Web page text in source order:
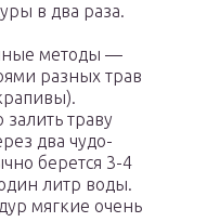
в два раза.
методы —
разных трав
залить траву
два чудо-
берется 3-4
литр воды.
мягкие очень